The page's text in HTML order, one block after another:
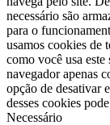
necessário são
para o
usamos cookies de
como você usa este
navegador apenas
opção de desativar
desses cookies
Necessário